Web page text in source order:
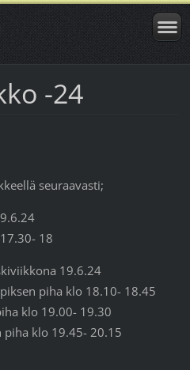
-24
seuraavasti;
18
19.6.24
piha klo 18.10- 18.45
klo 19.00- 19.30
piha klo 19.45- 20.15